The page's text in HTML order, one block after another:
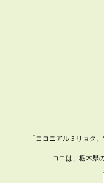
「ココニアルミリョク
ココは、栃木県